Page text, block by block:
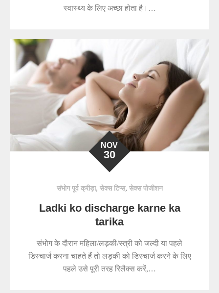
स्वास्थ्य के लिए अच्छा होता है।…
NOV
30
संभोग पूर्व क्रीड़ा, सेक्स टिप्स, सेक्स पोजीशन
Ladki ko discharge karne ka
tarika
संभोग के दौरान महिला/लड़की/स्त्री को जल्दी या पहले
डिस्चार्ज करना चाहते हैं तो लड़की को डिस्चार्ज करने के लिए
पहले उसे पूरी तरह रिलैक्स करें,…